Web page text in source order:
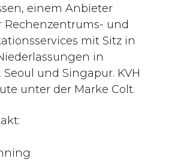
einem Anbieter
Rechenzentrums- und
mit Sitz in
in
und Singapur. KVH
unter der Marke Colt.